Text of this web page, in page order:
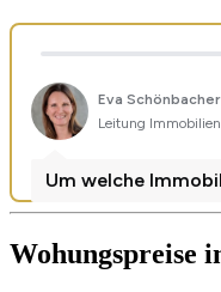
Wohungspreise